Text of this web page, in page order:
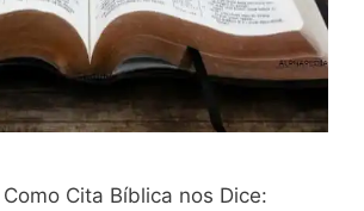
Cita Bíblica nos Dice: